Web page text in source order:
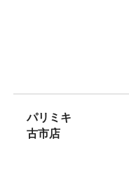
パリミキ
古市店